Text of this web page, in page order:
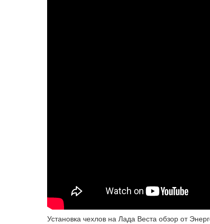
Установка чехлов на Лада Веста обзор от